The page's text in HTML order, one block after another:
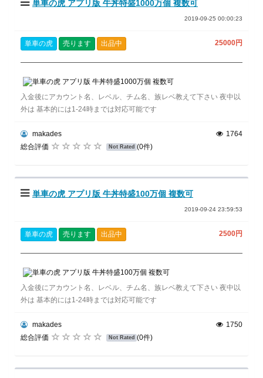
単車の虎 アプリ版 牛丼特盛1000万個 複数可
2019-09-25 00:00:23
単車の虎 売ります 出品中 25000円
入金後にアカウント名、レベル、チム名、族レベ教えて下さい 夜中以
外は 基本的には1-24時までは対応可能です
makades
総合評価
Not Rated (0件)
1764
単車の虎 アプリ版 牛丼特盛100万個 複数可
2019-09-24 23:59:53
単車の虎 売ります 出品中 2500円
入金後にアカウント名、レベル、チム名、族レベ教えて下さい 夜中以
外は 基本的には1-24時までは対応可能です
makades
総合評価
Not Rated (0件)
1750